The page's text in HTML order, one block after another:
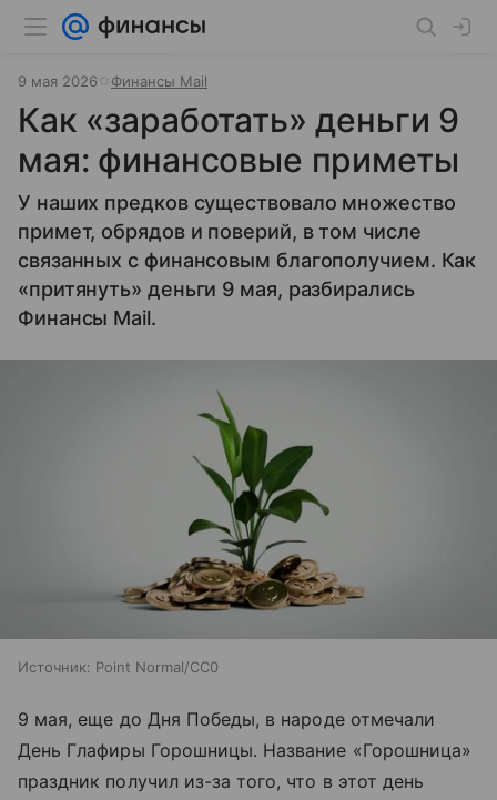
9 мая 2026 Финансы Mail
Как «заработать» деньги 9
мая: финансовые приметы
У наших предков существовало множество
примет, обрядов и поверий, в том числе
связанных с финансовым благополучием. Как
«притянуть» деньги 9 мая, разбирались
Финансы Mail.
Источник: Point Normal/CC0
9 мая, еще до Дня Победы, в народе отмечали
День Глафиры Горошницы. Название «Горошница»
праздник получил из-за того, что в этот день